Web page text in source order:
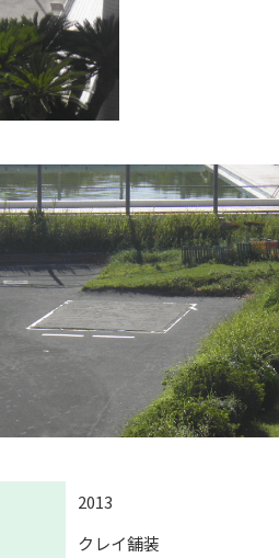
2013
クレイ舗装